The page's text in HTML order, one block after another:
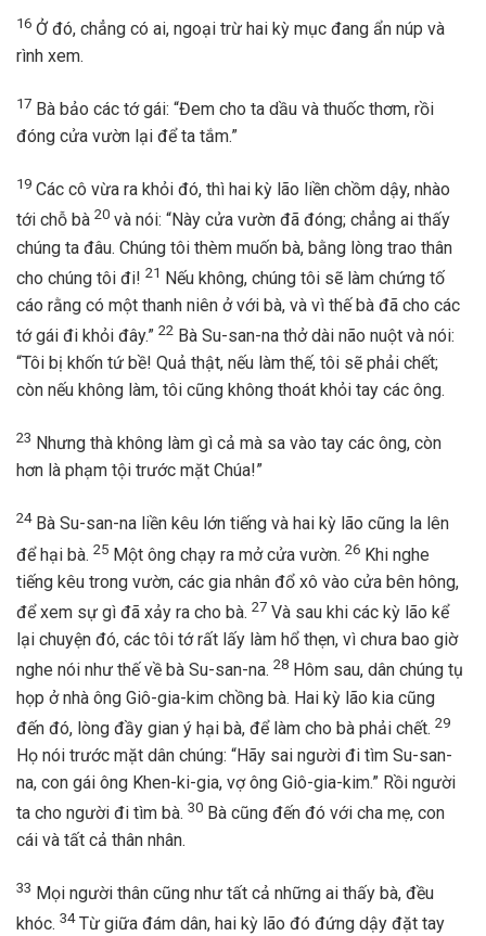
16 Ở đó, chẳng có ai, ngoại trừ hai kỳ mục đang ẩn núp và
rình xem.
17 Bà bảo các tớ gái: “Đem cho ta dầu và thuốc thơm, rồi
đóng cửa vườn lại để ta tắm.”
19 Các cô vừa ra khỏi đó, thì hai kỳ lão liền chồm dậy, nhào
tới chỗ bà 20 và nói: “Này cửa vườn đã đóng; chẳng ai thấy
chúng ta đâu. Chúng tôi thèm muốn bà, bằng lòng trao thân
cho chúng tôi đi! 21 Nếu không, chúng tôi sẽ làm chứng tố
cáo rằng có một thanh niên ở với bà, và vì thế bà đã cho các
tớ gái đi khỏi đây.” 22 Bà Su-san-na thở dài não nuột và nói:
“Tôi bị khốn tứ bề! Quả thật, nếu làm thế, tôi sẽ phải chết;
còn nếu không làm, tôi cũng không thoát khỏi tay các ông.
23 Nhưng thà không làm gì cả mà sa vào tay các ông, còn
hơn là phạm tội trước mặt Chúa!”
24Bà Su-san-na liền kêu lớn tiếng và hai kỳ lão cũng la lên
để hại bà. 25 Một ông chạy ra mở cửa vườn. 26 Khi nghe
tiếng kêu trong vườn, các gia nhân đổ xô vào cửa bên hông,
để xem sự gì đã xảy ra cho bà. 27 Và sau khi các kỳ lão kể
lại chuyện đó, các tôi tớ rất lấy làm hổ thẹn, vì chưa bao giờ
nghe nói như thế về bà Su-san-na. 28 Hôm sau, dân chúng tụ
họp ở nhà ông Giô-gia-kim chồng bà. Hai kỳ lão kia cũng
đến đó, lòng đầy gian ý hại bà, để làm cho bà phải chết. 29
Họ nói trước mặt dân chúng: “Hãy sai người đi tìm Su-san-
na, con gái ông Khen-ki-gia, vợ ông Giô-gia-kim.” Rồi người
ta cho người đi tìm bà. 30 Bà cũng đến đó với cha mẹ, con
cái và tất cả thân nhân.
33 Mọi người thân cũng như tất cả những ai thấy bà, đều
khóc. 34Từ giữa đám dân, hai kỳ lão đó đứng dậy đặt tay